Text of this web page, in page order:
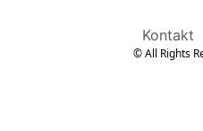
Kontakt
© All Rights